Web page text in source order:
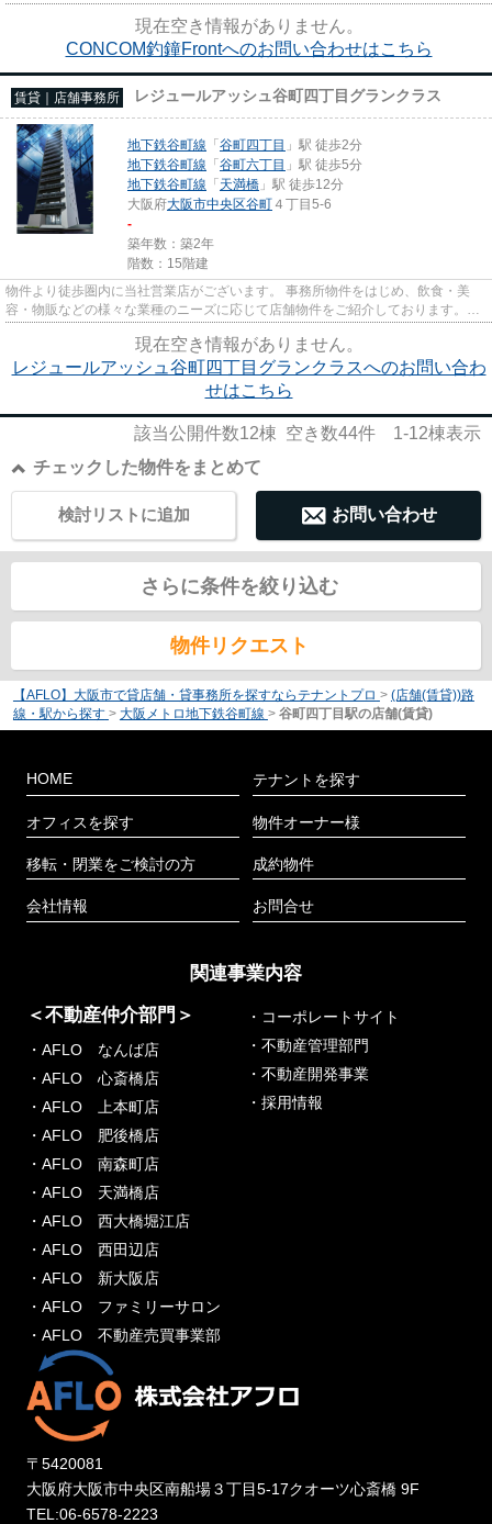
尚、弊社ではおとり広告は一切...
現在空き情報がありません。
CONCOM釣鐘Frontへのお問い合わせはこちら
賃貸｜店舗事務所 レジュールアッシュ谷町四丁目グランクラス
地下鉄谷町線 「谷町四丁目 」駅 徒歩2分
地下鉄谷町線 「谷町六丁目 」駅 徒歩5分
地下鉄谷町線 「天満橋 」駅 徒歩12分
大阪府大阪市中央区谷町 ４丁目5-6
-
築年数：築2年
階数：15階建
物件より徒歩圏内に当社営業店がございます。 事務所物件をはじめ、飲食・美
容・物販などの様々な業種のニーズに応じて店舗物件をご紹介しております。
尚、弊社ではおとり広告は一切...
現在空き情報がありません。
レジュールアッシュ谷町四丁目グランクラスへのお問い合わ
せはこちら
該当公開件数12棟 空き数44件 1-12棟表示
チェックした物件をまとめて
お問い合わせ
検討リストに追加
さらに条件を絞り込む
物件リクエスト
【AFLO】大阪市で貸店舗・貸事務所を探すならテナントプロ > (店舗(賃貸))路
線・駅から探す > 大阪メトロ地下鉄谷町線 > 谷町四丁目駅の店舗(賃貸)
HOME
オフィスを探す
移転・閉業をご検討の方
会社情報
テナントを探す
物件オーナー様
成約物件
お問合せ
関連事業内容
＜不動産仲介部門＞
・AFLO なんば店
・AFLO 心斎橋店
・AFLO 上本町店
・AFLO 肥後橋店
・AFLO 南森町店
・AFLO 天満橋店
・AFLO 西大橋堀江店
・AFLO 西田辺店
・AFLO 新大阪店
・AFLO ファミリーサロン
・AFLO 不動産売買事業部
・コーポレートサイト
・不動産管理部門
・不動産開発事業
・採用情報
〒5420081
大阪府大阪市中央区南船場３丁目5-17クオーツ心斎橋 9F
TEL:06-6578-2223